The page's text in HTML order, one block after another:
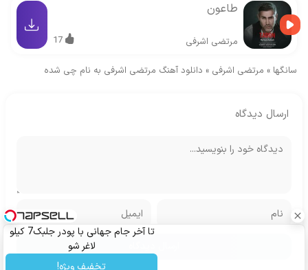
طاعون
مرتضی اشرفی 17
سانگها » مرتضی اشرفی » دانلود آهنگ مرتضی اشرفی به نام چی شده
ارسال دیدگاه
تا آخر جام جهانی با پودر جلبک7 کیلو
لاغر شو
تخفیف ویژه!